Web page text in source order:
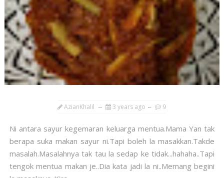
AzianKhalil 3 years ago 9
Ni antara sayur kegemaran keluarga mentua.Mama Yan tak
berapa suka makan sayur ni.Tapi boleh la masakkan.Takde
masalah.Masalahnya tak tau la sedap ke tidak...hahaha..Tapi
tengok mentua makan je..Dia kata jadi la ni..Memang begini